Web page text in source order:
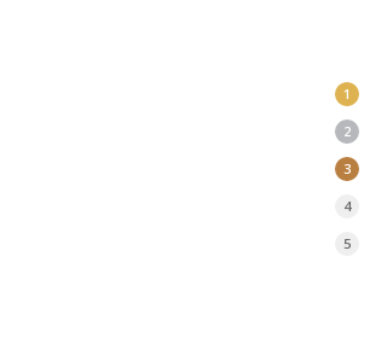
1
2
3
4
5